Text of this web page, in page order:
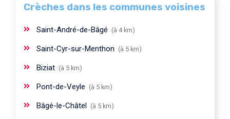
Crèches dans les communes voisines
Saint-André-de-Bâgé (à 4 km)
Saint-Cyr-sur-Menthon (à 5 km)
Biziat (à 5 km)
Pont-de-Veyle (à 5 km)
Bâgé-le-Châtel (à 5 km)